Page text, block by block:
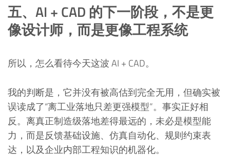
五、AI + CAD 的下一阶段，不是更
像设计师，而是更像工程系统
所以，怎么看待今天这波 AI + CAD。
我的判断是，它并没有被高估到完全无用，但确实被
误读成了“离工业落地只差更强模型”。事实正好相
反。离真正制造级落地差得最远的，未必是模型能
力，而是反馈基础设施、仿真自动化、规则约束表
达，以及企业内部工程知识的机器化。